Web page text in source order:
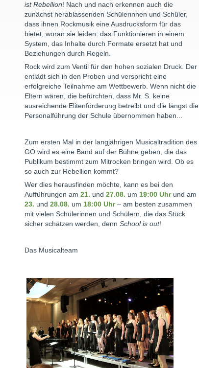
ist Rebellion! Nach und nach erkennen auch die
zunächst herablassenden Schülerinnen und Schüler,
dass ihnen Rockmusik eine Ausdrucksform für das
bietet, woran sie leiden: das Funktionieren in einem
System, das Inhalte durch Formate ersetzt hat und
Beziehungen durch Regeln.
Rock wird zum Ventil für den hohen sozialen Druck. Der
entlädt sich in den Proben und verspricht eine
erfolgreiche Teilnahme am Wettbewerb. Wenn nicht die
Eltern wären, die befürchten, dass Mr. S. keine
ausreichende Elitenförderung betreibt und die längst die
Personalführung der Schule übernommen haben...
Zum ersten Mal in der langjährigen Musicaltradition des
GO wird es eine Band auf der Bühne geben, die das
Publikum bestimmt zum Mitrocken bringen wird. Ob es
so auch zur Rebellion kommt?
Wer dies herausfinden möchte, kann es bei den
Aufführungen am 21. und 27.08. um 19:00 Uhrund am
23. und 28.08. um 18:00 Uhr– am besten zusammen
mit vielen Schülerinnen und Schülern, die das Stück
sicher schätzen werden, denn School is out!
Das Musicalteam